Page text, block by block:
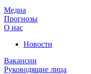
Медиа
Прогнозы
О нас
Новости
Вакансии
Руководящие лица